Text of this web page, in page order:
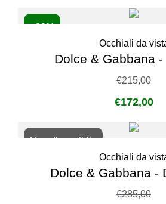
Occhiali da
Dolce & Gabbana -
€215,00
€172,00
Non disponibile
Occhiali da
Dolce & Gabbana -
€285,00